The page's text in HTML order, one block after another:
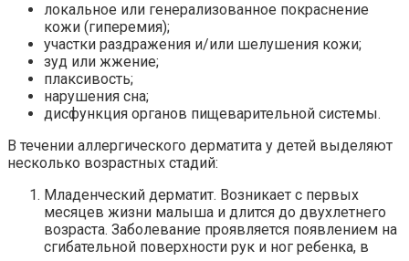
локальное или генерализованное покраснение
кожи (гиперемия);
участки раздражения и/или шелушения кожи;
зуд или жжение;
плаксивость;
нарушения сна;
дисфункция органов пищеварительной системы.
В течении аллергического дерматита у детей выделяют
несколько возрастных стадий:
Младенческий дерматит. Возникает с первых
месяцев жизни малыша и длится до двухлетнего
возраста. Заболевание проявляется появлением на
сгибательной поверхности рук и ног ребенка, в